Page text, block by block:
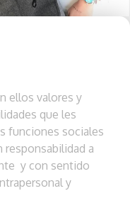
ellos valores y
que les
funciones sociales
responsabilidad a
y con sentido
y